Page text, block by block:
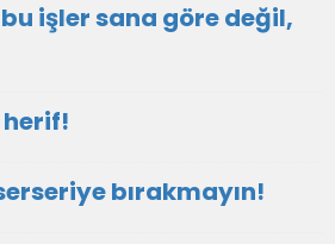
işler sana göre değil,
bırakmayın!